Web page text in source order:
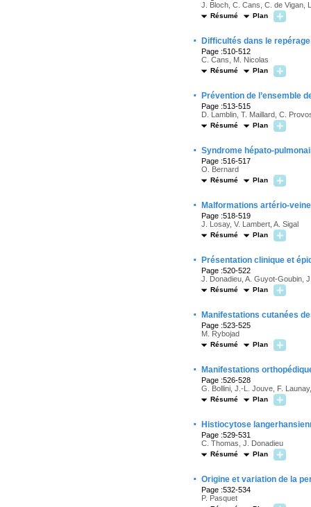
J. Bloch, C. Cans, C. de Vigan,
Résumé Plan
· Difficultés dans le
Page :510-512
C. Cans, M. Nicolas
Résumé Plan
· Prévention de l’ensemble
Page :513-515
D. Lamblin, T. Maillard, C.
Résumé Plan
· Syndrome hépato-
Page :516-517
O. Bernard
Résumé Plan
· Malformations artério-
Page :518-519
J. Losay, V. Lambert, A. Sigal
Résumé Plan
· Présentation clinique et
Page :520-522
J. Donadieu, A. Guyot-Goubin,
Résumé Plan
· Manifestations cutanées
Page :523-525
M. Rybojad
Résumé Plan
· Manifestations
Page :526-528
G. Bollini, J.-L. Jouve, F.
Résumé Plan
· Histiocytose
Page :529-531
C. Thomas, J. Donadieu
Résumé Plan
· Origine et variation de la
Page :532-534
P. Pasquet